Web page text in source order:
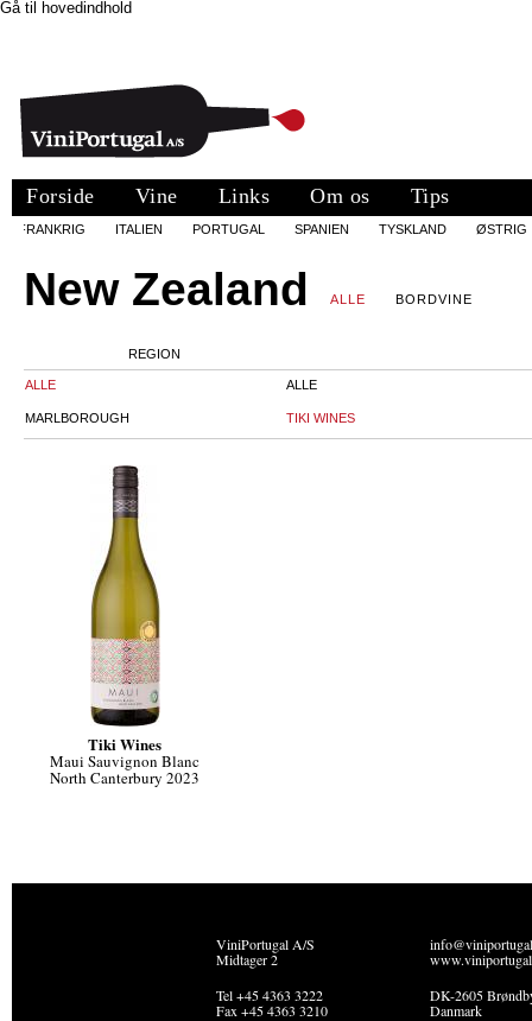
Gå til hovedindhold
Forside Vine Links Om os Tips
FRANKRIG ITALIEN PORTUGAL SPANIEN TYSKLAND ØSTRIG
New Zealand ALLE BORDVINE
REGION
ALLE
MARLBOROUGH
ALLE
TIKI WINES
Tiki Wines
Maui Sauvignon Blanc
North Canterbury 2023
ViniPortugal A/S
Midtager 2
Tel +45 4363 3222
Fax +45 4363 3210
DK-2605
Danmark